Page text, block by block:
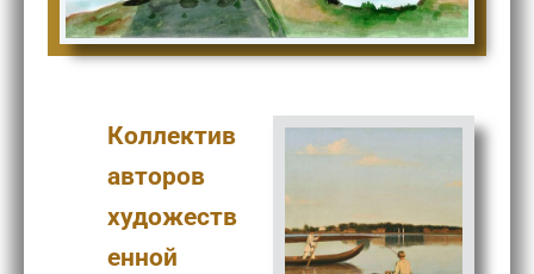
Коллектив
авторов
художеств
енной